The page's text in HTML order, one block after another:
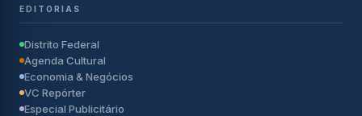
EDITORIAS
Distrito Federal
Agenda Cultural
Economia & Negócios
VC Repórter
Especial Publicitário